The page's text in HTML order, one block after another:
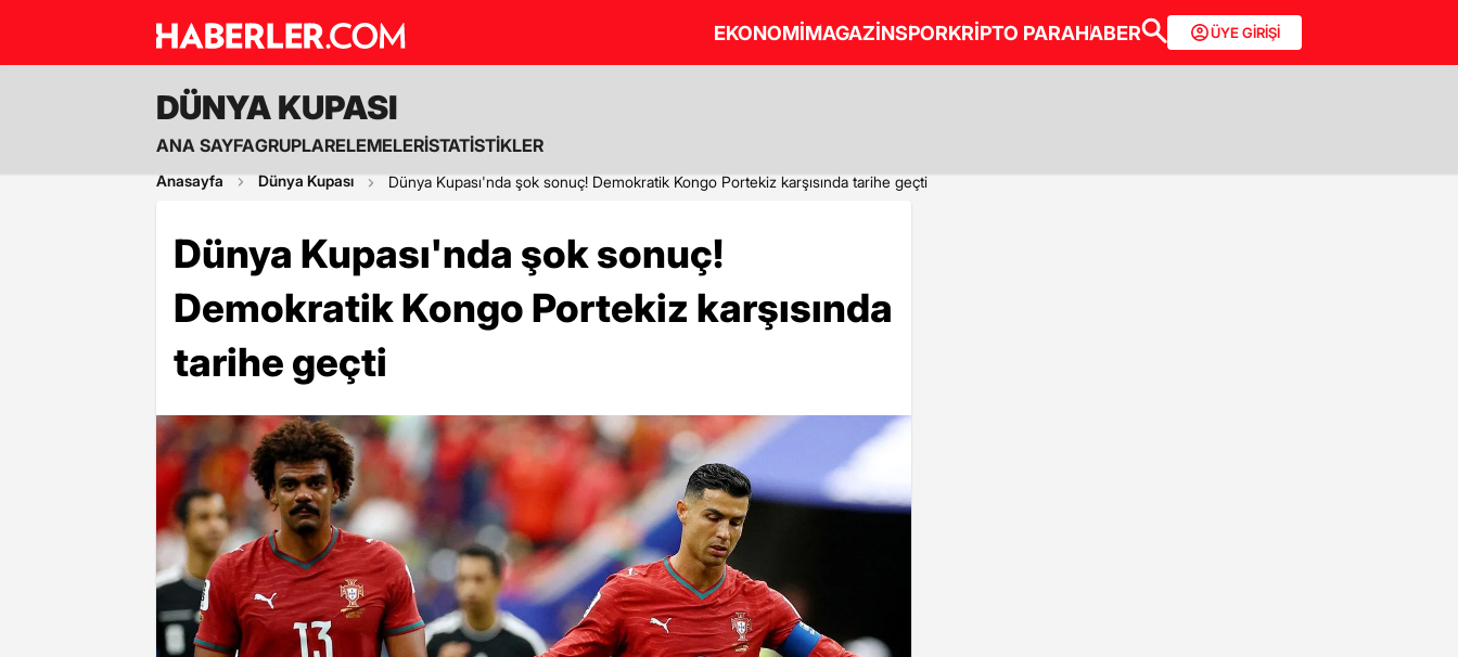
EKONOMİMAGAZİNSPORKRİPTO PARAHABER ÜYE GİRİŞİ
DÜNYA KUPASI
ANA SAYFAGRUPLARELEMELERİSTATİSTİKLER
Anasayfa Dünya Kupası Dünya Kupası'nda şok sonuç! Demokratik Kongo Portekiz karşısında tarihe geçti
Dünya Kupası'nda şok sonuç!
Demokratik Kongo Portekiz karşısında
tarihe geçti